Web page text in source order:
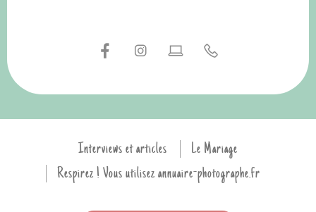
Interviews et articles
Le Mariage
Respirez ! Vous utilisez annuaire-photographe.fr